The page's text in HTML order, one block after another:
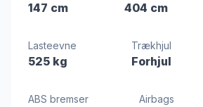
147 cm 404 cm
Lasteevne
525 kg
Trækhjul
Forhjul
ABS bremser Airbags